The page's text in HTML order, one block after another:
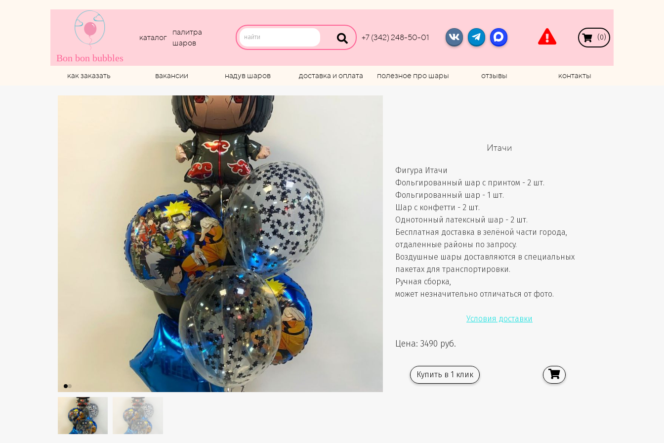
Bon bon bubbles
каталог
палитра
шаров
+7 (342) 248-50-01 ( 0 )
как заказать вакансии надув шаров доставка и оплата полезное про шары отзывы контакты
Итачи
Фигура Итачи
Фольгированный шар с принтом - 2 шт.
Фольгированный шар - 1 шт.
Шар с конфетти - 2 шт.
Однотонный латексный шар - 2 шт.
Бесплатная доставка в зелёной части города,
отдаленные районы по запросу.
Воздушные шары доставляются в специальных
пакетах для транспортировки.
Ручная сборка,
может незначительно отличаться от фото.
Условия доставки
Цена: 3490 руб.
Купить в 1 клик